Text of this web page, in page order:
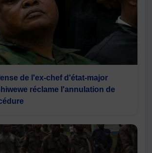
de l'ex-chef d'état-major
réclame l'annulation de